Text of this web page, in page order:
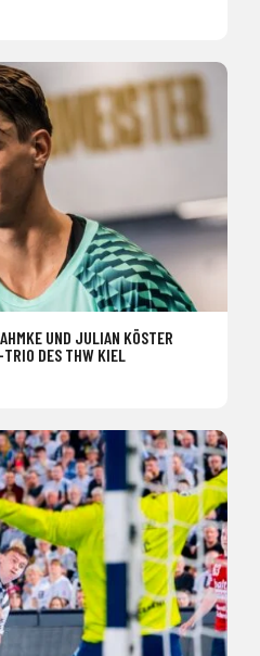
UND JULIAN KÖSTER
DES THW KIEL